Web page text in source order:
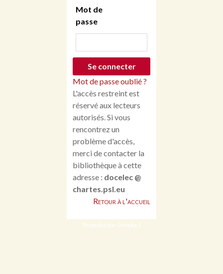
Mot de
passe
Mot de passe oublié ?
L'accès restreint est
réservé aux lecteurs
autorisés. Si vous
rencontrez un
problème d'accès,
merci de contacter la
bibliothèque à cette
adresse : docelec @
chartes.psl.eu
Retour à l'accueil
Propulsé par Omeka S